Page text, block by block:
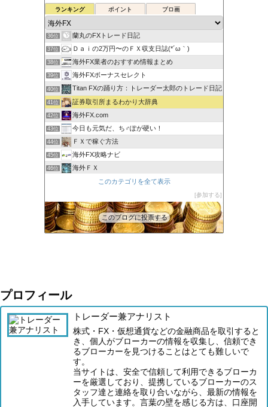
ランキング ポイント ブロ画
34位 元FX業者による必勝システムトレード！
35位
36位 蘭丸のFXトレード日記
37位 Ｄａｉの2万円〜のＦＸ収支日誌(*´ω｀)
38位 海外FX業者のおすすめ情報まとめ
39位 海外FXボーナスセレクト
40位 Titan FXの踊り方：トレーダー太郎のトレード日記
41位 証券取引所まるわかり大辞典
42位 海外FX.com
43位 今日も元気だ、ち♂ぽが硬い！
44位 ＦＸで稼ぐ方法
45位 海外FX攻略ナビ
46位 海外ＦＸ
XM口座開設方法2022
このカテゴリを全て表示
参加する
このブログに投票する
プロフィール
トレーダー兼アナリスト
株式・FX・仮想通貨などの金融商品を取引すると
き、個人がブローカーの情報を収集し、信頼でき
るブローカーを見つけることはとても難しいで
す。
当サイトは、安全で信頼して利用できるブローカ
ーを厳選しており、提携しているブローカーのス
タッフ達と連絡を取り合いながら、最新の情報を
入手しています。言葉の壁を感じる方は、口座開